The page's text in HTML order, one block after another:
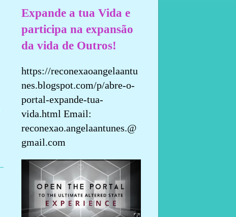
Expande a tua Vida e
participa na expansão
da vida de Outros!
https://reconexaoangelaantu
nes.blogspot.com/p/abre-o-
portal-expande-tua-
vida.html Email:
reconexao.angelaantunes.@
gmail.com